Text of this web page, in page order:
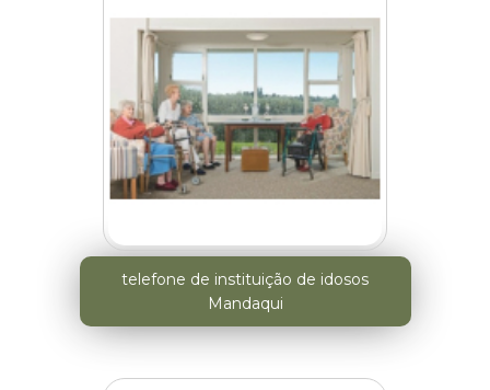
telefone de instituição de idosos
Mandaqui